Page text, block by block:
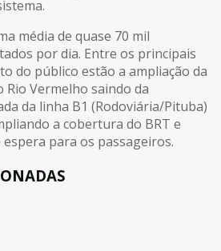
média de quase 70 mil
por dia. Entre os principais
do público estão a ampliação da
Rio Vermelho saindo da
da linha B1 (Rodoviária/Pituba)
a cobertura do BRT e
para os passageiros.